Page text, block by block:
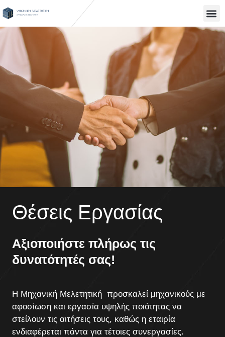
στο
περιεχόμενο
Θέσεις Εργασίας
Αξιοποιήστε πλήρως τις
δυνατότητές σας!
Η Μηχανική Μελετητική προσκαλεί μηχανικούς με
αφοσίωση και εργασία υψηλής ποιότητας να
στείλουν τις αιτήσεις τους, καθώς η εταιρία
ενδιαφέρεται πάντα για τέτοιες συνεργασίες.